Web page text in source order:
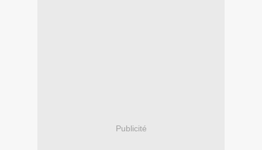
Publicité